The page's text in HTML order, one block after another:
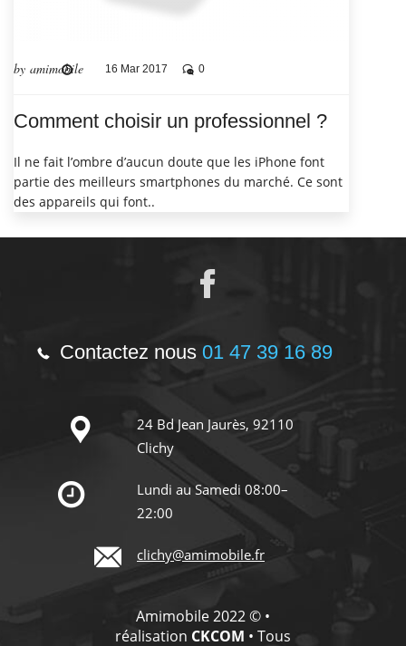
by amimobile 16 Mar 2017 0
Comment choisir un professionnel ?
Il ne fait l’ombre d’aucun doute que les iPhone font
partie des meilleurs smartphones du marché. Ce sont
des appareils qui font..
Contactez nous 01 47 39 16 89
24 Bd Jean Jaurès, 92110
Clichy
Lundi au Samedi 08:00–
22:00
clichy@amimobile.fr
Amimobile 2022 © •
réalisation CKCOM • Tous